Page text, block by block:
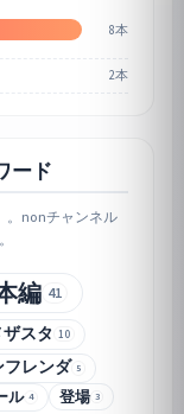
8本
2本
ード
。nonチャンネル
編 41
ザスタ 10
フレンダ 5
ル 4 登場 3